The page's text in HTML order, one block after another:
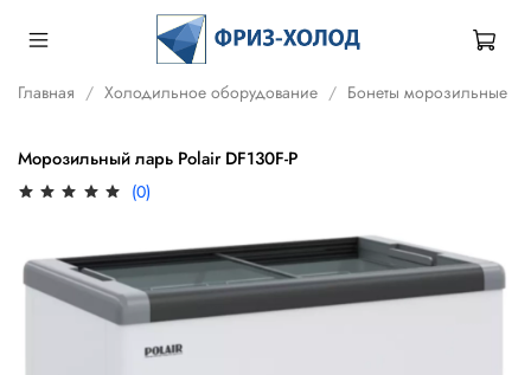
Главная Холодильное оборудование Бонеты морозильные
Морозильный ларь Polair DF130F-P
(0)